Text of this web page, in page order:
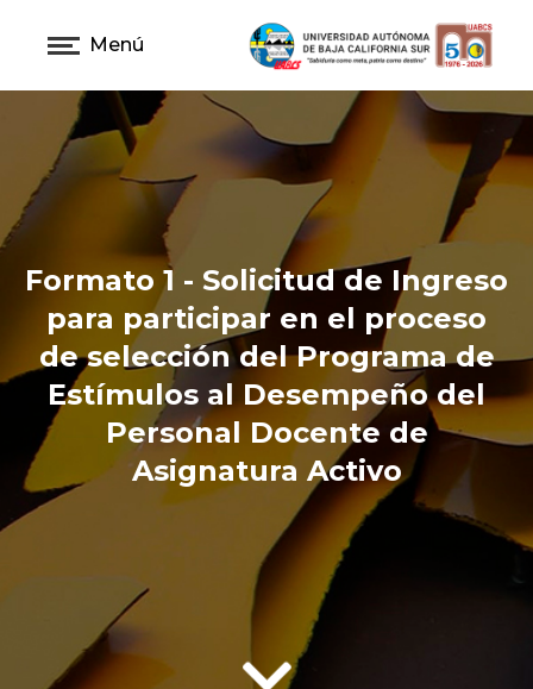
Menú
Formato 1 - Solicitud de Ingreso
para participar en el proceso
de selección del Programa de
Estímulos al Desempeño del
Personal Docente de
Asignatura Activo